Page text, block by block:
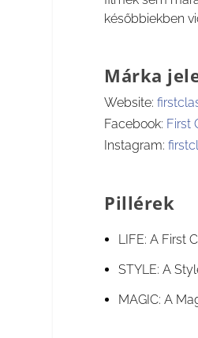
későbbiekben
Márka
Website:
Facebook: First
Instagram:
Pillérek
LIFE: A First
STYLE: A
MAGIC: A